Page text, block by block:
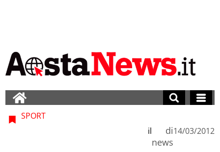
SPORT
di
news
il 14/03/2012